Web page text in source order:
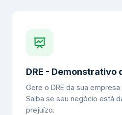
DRE - Demonstrativo
Gere o DRE da sua
Saiba se seu negócio está
prejuízo.